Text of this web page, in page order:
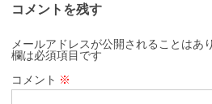
コメントを残す
メールアドレスが公開されることはあ
欄は必須項目です
コメント ※